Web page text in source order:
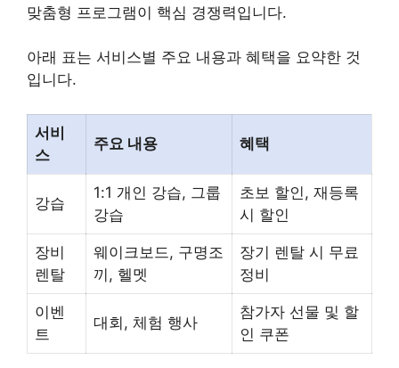
맞춤형 프로그램이 핵심 경쟁력입니다.
아래 표는 서비스별 주요 내용과 혜택을 요약한 것
입니다.
서비
스
주요 내용 혜택
강습
1:1 개인 강습, 그룹
강습
초보 할인, 재등록
시 할인
장비
렌탈
웨이크보드, 구명조
끼, 헬멧
장기 렌탈 시 무료
정비
이벤
트
대회, 체험 행사
참가자 선물 및 할
인 쿠폰